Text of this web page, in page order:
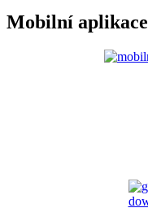
Mobilní aplikace